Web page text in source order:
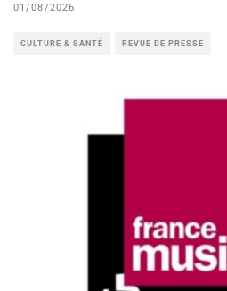
01/08/2026
CULTURE & SANTÉ REVUE DE PRESSE